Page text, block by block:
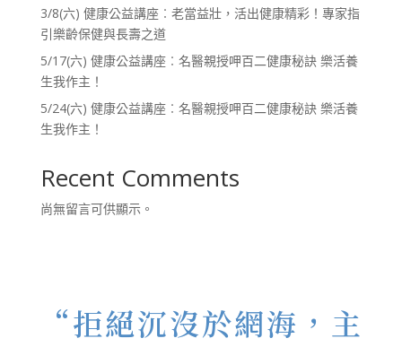
3/8(六) 健康公益講座︰老當益壯，活出健康精彩！專家指
引樂齡保健與長壽之道
5/17(六) 健康公益講座︰名醫親授呷百二健康秘訣 樂活養
生我作主！
5/24(六) 健康公益講座︰名醫親授呷百二健康秘訣 樂活養
生我作主！
Recent Comments
尚無留言可供顯示。
“拒絕沉沒於網海，主